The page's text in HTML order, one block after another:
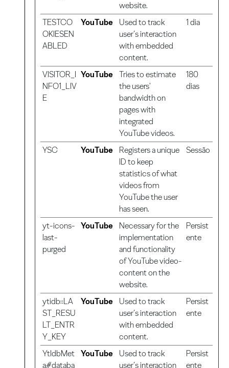
website.
TESTCO
OKIESEN
ABLED
YouTube
Used to track
user’s interaction
with embedded
content.
1 dia
VISITOR_I
NFO1_LIV
E
YouTube
Tries to estimate
the users'
bandwidth on
pages with
integrated
YouTube videos.
180
dias
YSC YouTube
Registers a unique
ID to keep
statistics of what
videos from
YouTube the user
has seen.
Sessão
yt-icons-
last-
purged
YouTube
Necessary for the
implementation
and functionality
of YouTube video-
content on the
website.
Persist
ente
ytidb::LA
ST_RESU
LT_ENTR
Y_KEY
YouTube
Used to track
user’s interaction
with embedded
content.
Persist
ente
YtIdbMet
a#databa
YouTube
Used to track
user’s interaction
Persist
ente